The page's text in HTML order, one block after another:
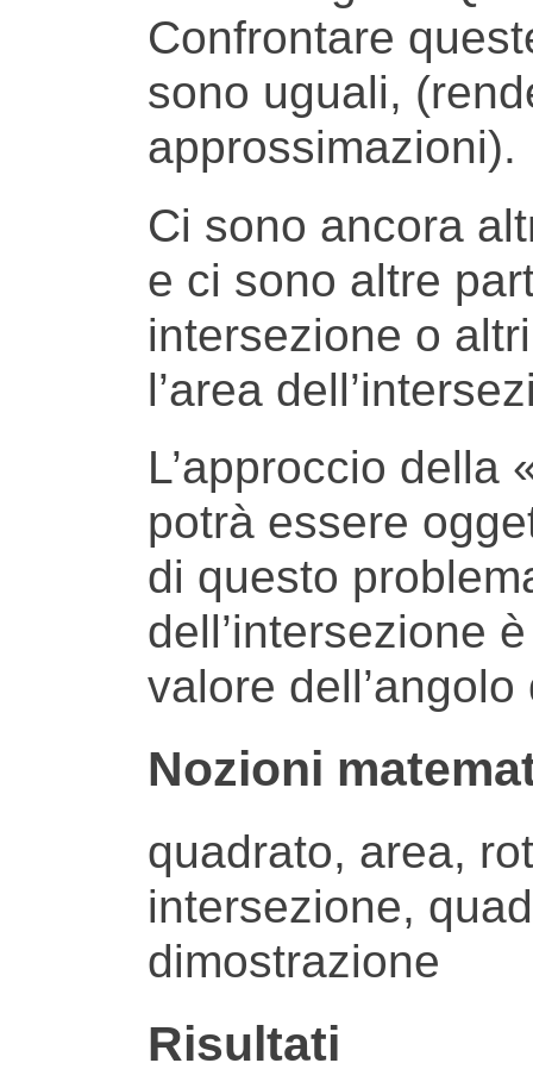
Confrontare
sono uguali,
approssimazioni).
Ci sono ancora
e ci sono altre
intersezione o
l’area
L’approccio della
potrà essere
di questo
dell’intersezione
valore
Nozioni
quadrato, area,
intersezione,
dimostrazione
Risultati